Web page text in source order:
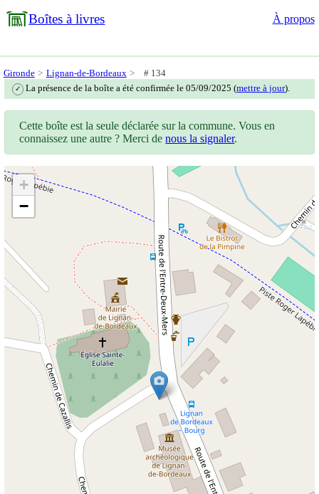
Boîtes à livres À propos
Gironde Lignan-de-Bordeaux # 134
✓ La présence de la boîte a été confirmée le 05/09/2025 (mettre à jour).
Cette boîte est la seule déclarée sur la commune. Vous en
connaissez une autre ? Merci denous la signaler.
+
−